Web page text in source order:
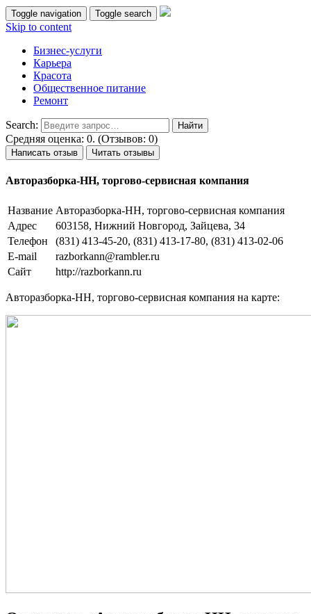
Toggle navigation Toggle search
Skip to content
Бизнес-услуги
Карьера
Красота
Общественное питание
Ремонт
Search:
Средняя оценка: 0. (Отзывов: 0)
Написать отзыв Читать отзывы
Авторазборка-НН, торгово-сервисная компания
Название Авторазборка-НН, торгово-сервисная компания
Адрес
603158, Нижний Новгород, Зайцева, 34
Телефон
(831) 413-45-20, (831) 413-17-80, (831) 413-02-06
E-mail
razborkann@rambler.ru
Сайт
http://razborkann.ru
Авторазборка-НН, торгово-сервисная компания на карте: